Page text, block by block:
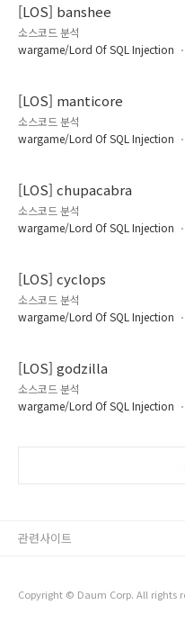
[LOS] banshee
소스코드 분석
wargame/Lord Of SQL Injection
[LOS] manticore
소스코드 분석
wargame/Lord Of SQL Injection
[LOS] chupacabra
소스코드 분석
wargame/Lord Of SQL Injection
[LOS] cyclops
소스코드 분석
wargame/Lord Of SQL Injection
[LOS] godzilla
소스코드 분석
wargame/Lord Of SQL Injection
Copyright © Daum Corp. All rights
관련사이트